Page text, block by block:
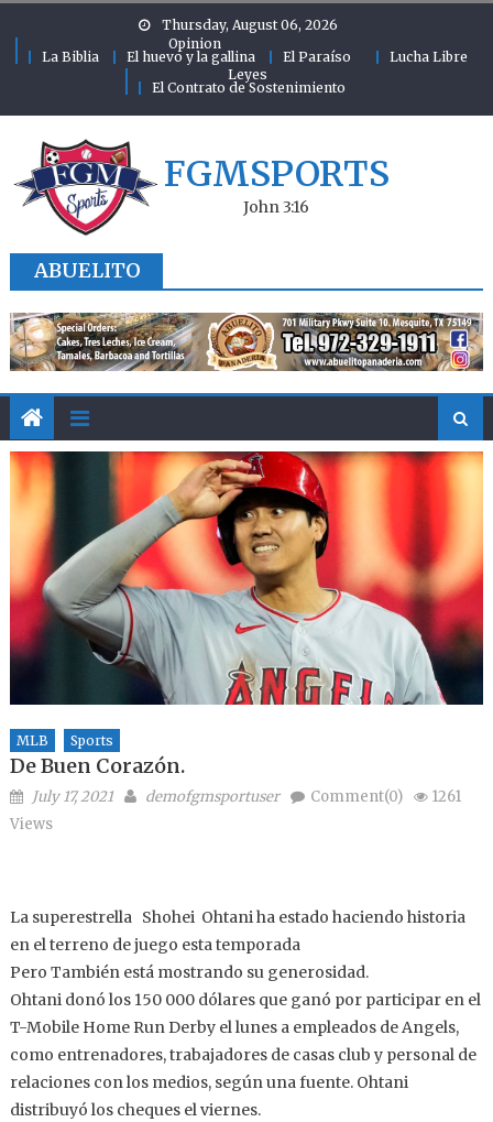
Thursday, August 06, 2026
Opinion
La Biblia
El huevo y la gallina El Paraíso
Lucha Libre
Leyes
El Contrato de Sostenimiento
FGMSPORTS
John 3:16
ABUELITO
MLB Sports
De Buen Corazón.
Posted on
July 17, 2021 Author
demofgmsportuser Comment(0)
1261
Views
La superestrella Shohei Ohtani ha estado haciendo historia
en el terreno de juego esta temporada
Pero También está mostrando su generosidad.
Ohtani donó los 150 000 dólares que ganó por participar en el
T-Mobile Home Run Derby el lunes a empleados de Angels,
como entrenadores, trabajadores de casas club y personal de
relaciones con los medios, según una fuente. Ohtani
distribuyó los cheques el viernes.